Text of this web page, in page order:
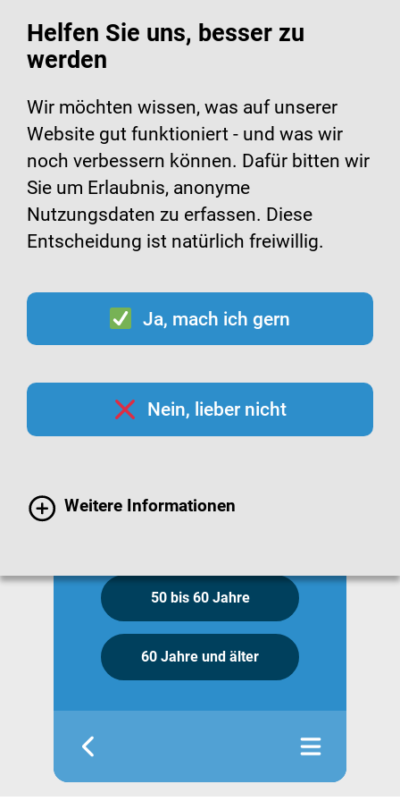
Helfen Sie uns, besser zu
werden
Wir möchten wissen, was auf unserer
Website gut funktioniert - und was wir
noch verbessern können. Dafür bitten wir
Sie um Erlaubnis, anonyme
Nutzungsdaten zu erfassen. Diese
Entscheidung ist natürlich freiwillig.
Ja, mach ich gern
Nein, lieber nicht
Weitere Informationen
FSME Impfcheck
Wie alt sind Sie oder
die Person, um die es
geht?
1 bis 2 Jahre
50 bis 60 Jahre
60 Jahre und älter